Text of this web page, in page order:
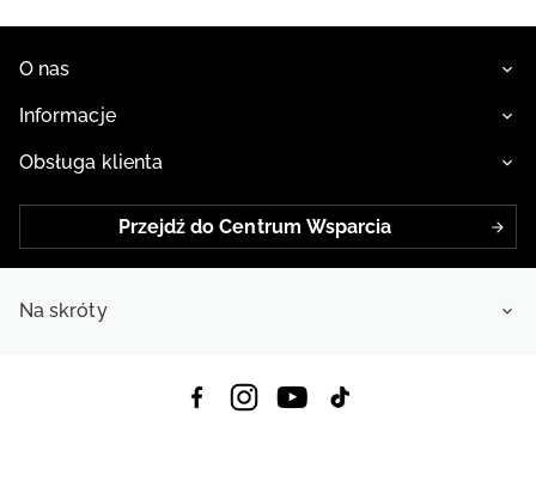
O nas
Informacje
Obsługa klienta
Przejdź do Centrum Wsparcia
Na skróty